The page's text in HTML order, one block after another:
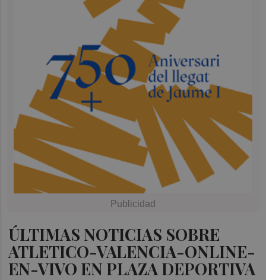
ÚLTIMAS NOTICIAS SOBRE
ATLETICO-VALENCIA-ONLINE-
EN-VIVO EN PLAZA DEPORTIVA